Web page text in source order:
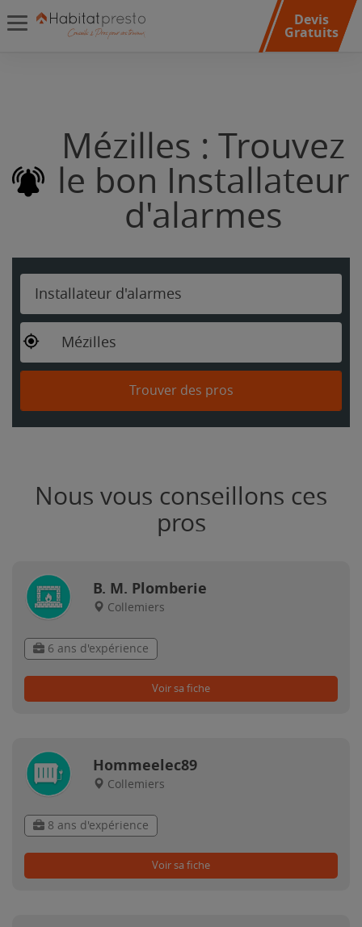
Devis
Gratuits
Mézilles : Trouvez
le bon Installateur
d'alarmes
Installateur d'alarmes
Mézilles
Trouver des pros
Nous vous conseillons ces
pros
B. M. Plomberie
Collemiers
6 ans d'expérience
Voir sa fiche
Hommeelec89
Collemiers
8 ans d'expérience
Voir sa fiche